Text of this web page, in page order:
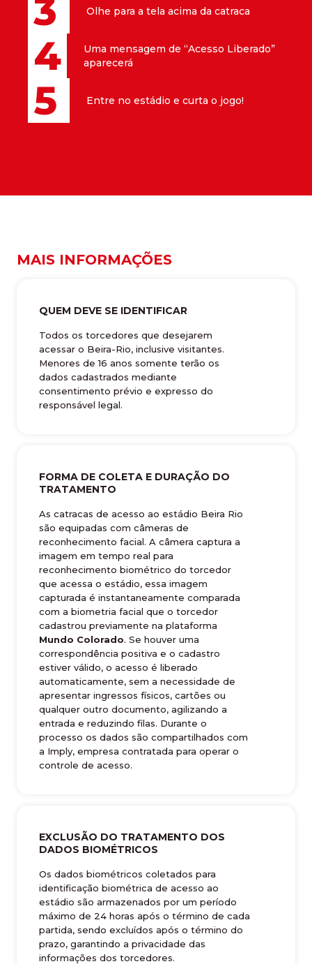
3 Olhe para a tela acima da catraca
4
Uma mensagem de “Acesso Liberado”
aparecerá
5 Entre no estádio e curta o jogo!
MAIS INFORMAÇÕES
QUEM DEVE SE IDENTIFICAR
Todos os torcedores que desejarem
acessar o Beira-Rio, inclusive visitantes.
Menores de 16 anos somente terão os
dados cadastrados mediante
consentimento prévio e expresso do
responsável legal.
FORMA DE COLETA E DURAÇÃO DO
TRATAMENTO
As catracas de acesso ao estádio Beira Rio
são equipadas com câmeras de
reconhecimento facial. A câmera captura a
imagem em tempo real para
reconhecimento biométrico do torcedor
que acessa o estádio, essa imagem
capturada é instantaneamente comparada
com a biometria facial que o torcedor
cadastrou previamente na plataforma
Mundo Colorado. Se houver uma
correspondência positiva e o cadastro
estiver válido, o acesso é liberado
automaticamente, sem a necessidade de
apresentar ingressos físicos, cartões ou
qualquer outro documento, agilizando a
entrada e reduzindo filas. Durante o
processo os dados são compartilhados com
a Imply, empresa contratada para operar o
controle de acesso.
EXCLUSÃO DO TRATAMENTO DOS
DADOS BIOMÉTRICOS
Os dados biométricos coletados para
identificação biométrica de acesso ao
estádio são armazenados por um período
máximo de 24 horas após o término de cada
partida, sendo excluídos após o término do
prazo, garantindo a privacidade das
informações dos torcedores.